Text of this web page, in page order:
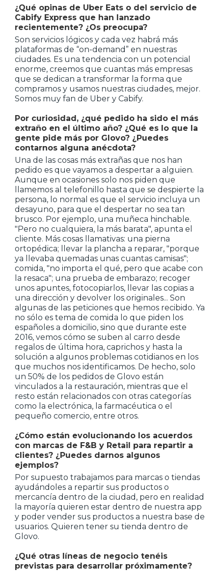
¿Qué opinas de Uber Eats o del servicio de
Cabify Express que han lanzado
recientemente? ¿Os preocupa?
Son servicios lógicos y cada vez habrá más
plataformas de “on-demand” en nuestras
ciudades. Es una tendencia con un potencial
enorme, creemos que cuantas más empresas
que se dedican a transformar la forma que
compramos y usamos nuestras ciudades, mejor.
Somos muy fan de Uber y Cabify.
Por curiosidad, ¿qué pedido ha sido el más
extraño en el último año? ¿Qué es lo que la
gente pide más por Glovo? ¿Puedes
contarnos alguna anécdota?
Una de las cosas más extrañas que nos han
pedido es que vayamos a despertar a alguien.
Aunque en ocasiones solo nos piden que
llamemos al telefonillo hasta que se despierte la
persona, lo normal es que el servicio incluya un
desayuno, para que el despertar no sea tan
brusco. Por ejemplo, una muñeca hinchable.
"Pero no cualquiera, la más barata", apunta el
cliente. Más cosas llamativas: una pierna
ortopédica; llevar la plancha a reparar, "porque
ya llevaba quemadas unas cuantas camisas";
comida, "no importa el qué, pero que acabe con
la resaca"; una prueba de embarazo; recoger
unos apuntes, fotocopiarlos, llevar las copias a
una dirección y devolver los originales... Son
algunas de las peticiones que hemos recibido. Ya
no sólo es tema de comida lo que piden los
españoles a domicilio, sino que durante este
2016, vemos cómo se suben al carro desde
regalos de última hora, caprichos y hasta la
solución a algunos problemas cotidianos en los
que muchos nos identificamos. De hecho, solo
un 50% de los pedidos de Glovo están
vinculados a la restauración, mientras que el
resto están relacionados con otras categorías
como la electrónica, la farmacéutica o el
pequeño comercio, entre otros.
¿Cómo están evolucionando los acuerdos
con marcas de F&B y Retail para repartir a
clientes? ¿Puedes darnos algunos
ejemplos?
Por supuesto trabajamos para marcas o tiendas
ayudándoles a repartir sus productos o
mercancía dentro de la ciudad, pero en realidad
la mayoría quieren estar dentro de nuestra app
y poder vender sus productos a nuestra base de
usuarios. Quieren tener su tienda dentro de
Glovo.
¿Qué otras líneas de negocio tenéis
previstas para desarrollar próximamente?